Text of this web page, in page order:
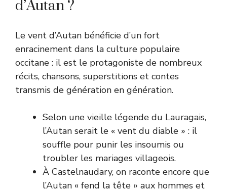
d’Autan ?
Le vent d’Autan bénéficie d’un fort
enracinement dans la culture populaire
occitane : il est le protagoniste de nombreux
récits, chansons, superstitions et contes
transmis de génération en génération.
Selon une vieille légende du Lauragais,
l’Autan serait le « vent du diable » : il
souffle pour punir les insoumis ou
troubler les mariages villageois.
À Castelnaudary, on raconte encore que
l’Autan « fend la tête » aux hommes et